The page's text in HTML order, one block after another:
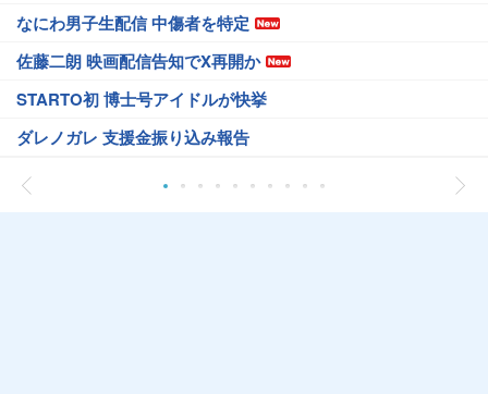
なにわ男子生配信 中傷者を特定
佐藤二朗 映画配信告知でX再開か
STARTO初 博士号アイドルが快挙
ダレノガレ 支援金振り込み報告